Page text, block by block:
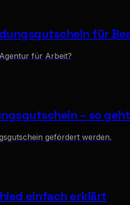
für
für Arbeit?
– so
gefördert werden.
einfach erklärt